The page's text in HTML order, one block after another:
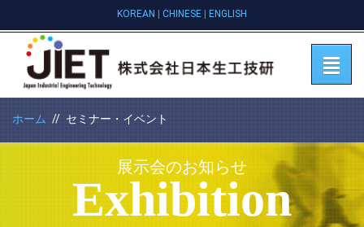
KOREAN CHINESE ENGLISH
ホーム セミナー・イベント
展示会のお知らせ
Exhibition